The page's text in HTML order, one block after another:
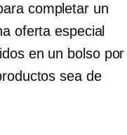
completar un
oferta especial
en un bolso por
sea de